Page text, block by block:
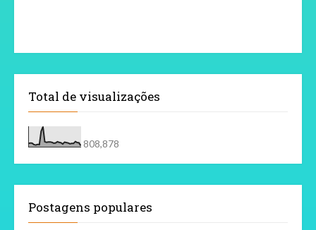
Total de visualizações
808,878
Postagens populares